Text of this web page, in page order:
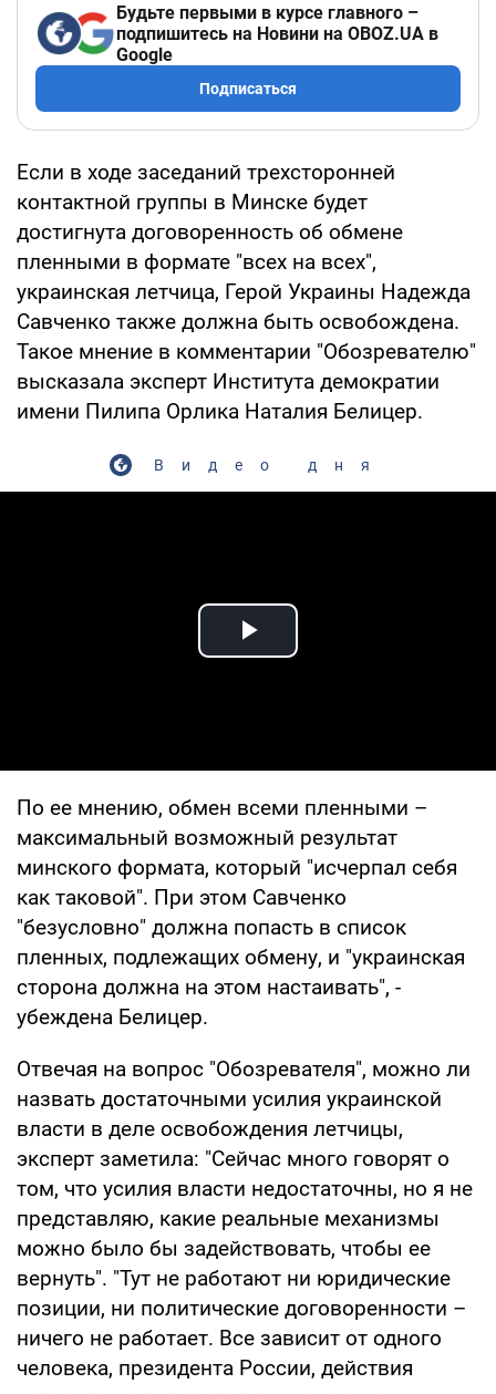
Будьте первыми в курсе главного –
подпишитесь на Новини на OBOZ.UA в
Google
Подписаться
Если в ходе заседаний трехсторонней
контактной группы в Минске будет
достигнута договоренность об обмене
пленными в формате "всех на всех",
украинская летчица, Герой Украины Надежда
Савченко также должна быть освобождена.
Такое мнение в комментарии "Обозревателю"
высказала эксперт Института демократии
имени Пилипа Орлика Наталия Белицер.
Видео дня
Play Video
По ее мнению, обмен всеми пленными –
максимальный возможный результат
минского формата, который "исчерпал себя
как таковой". При этом Савченко
"безусловно" должна попасть в список
пленных, подлежащих обмену, и "украинская
сторона должна на этом настаивать", -
убеждена Белицер.
Отвечая на вопрос "Обозревателя", можно ли
назвать достаточными усилия украинской
власти в деле освобождения летчицы,
эксперт заметила: "Сейчас много говорят о
том, что усилия власти недостаточны, но я не
представляю, какие реальные механизмы
можно было бы задействовать, чтобы ее
вернуть". "Тут не работают ни юридические
позиции, ни политические договоренности –
ничего не работает. Все зависит от одного
человека, президента России, действия